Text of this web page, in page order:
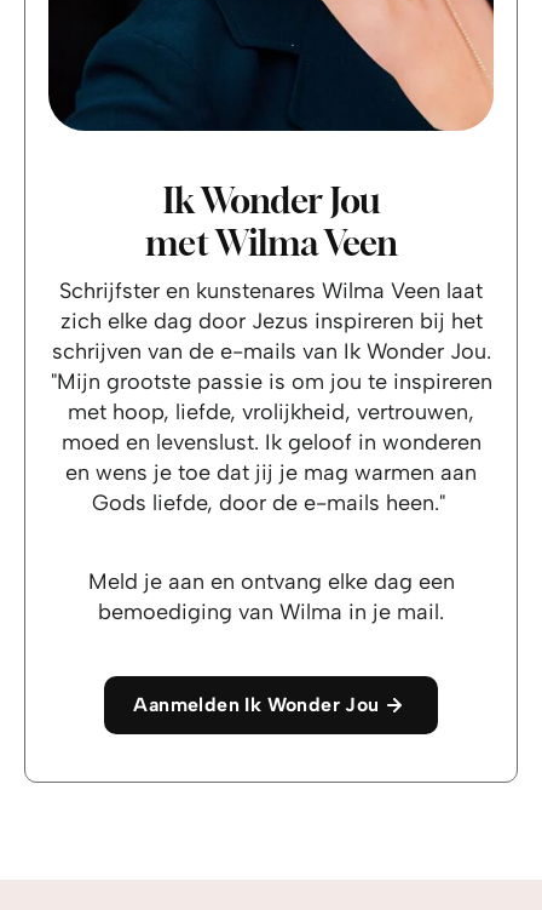
Ik Wonder Jou
met Wilma Veen
Schrijfster en kunstenares Wilma Veen laat
zich elke dag door Jezus inspireren bij het
schrijven van de e-mails van Ik Wonder Jou.
"Mijn grootste passie is om jou te inspireren
met hoop, liefde, vrolijkheid, vertrouwen,
moed en levenslust. Ik geloof in wonderen
en wens je toe dat jij je mag warmen aan
Gods liefde, door de e-mails heen."
Meld je aan en ontvang elke dag een
bemoediging van Wilma in je mail.
Aanmelden Ik Wonder Jou